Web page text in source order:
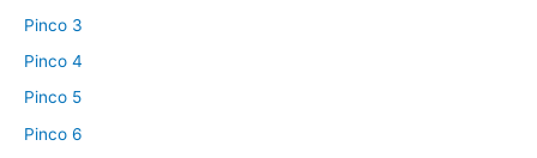
Pinco 3
Pinco 4
Pinco 5
Pinco 6